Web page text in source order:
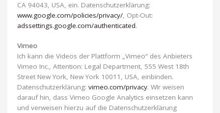
CA 94043, USA, ein. Datenschutzerklärung:
www.google.com/policies/privacy/, Opt-Out:
adssettings.google.com/authenticated.
Vimeo
Ich kann die Videos der Plattform „Vimeo“ des Anbieters
Vimeo Inc., Attention: Legal Department, 555 West 18th
Street New York, New York 10011, USA, einbinden.
Datenschutzerklärung: vimeo.com/privacy. WIr weisen
darauf hin, dass Vimeo Google Analytics einsetzen kann
und verweisen hierzu auf die Datenschutzerklärung